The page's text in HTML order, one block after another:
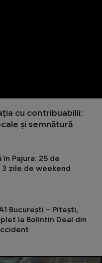
cu contribuabilii:
și semnătură
în Pajura: 25 de
zile de weekend
București – Pitești,
la Bolintin Deal din